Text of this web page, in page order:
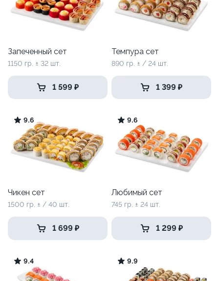
Запеченный сет
1150 гр. ± 32 шт.
1 599 ₽
Темпура сет
890 гр. ± / 24 шт.
1 399 ₽
9.6
Чикен сет
1500 гр. ± / 40 шт.
1 699 ₽
9.6
Любимый сет
745 гр. ± 24 шт.
1 299 ₽
9.4 9.9